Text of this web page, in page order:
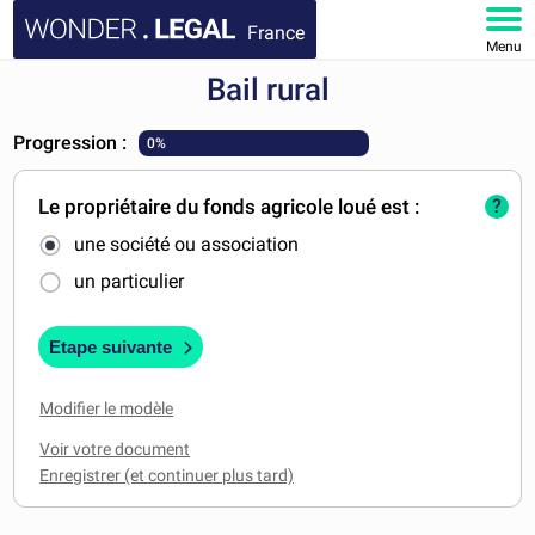
France
Menu
DOCUMENTS
FAQ
MON COMPTE
Bail rural
Progression : 0%
Le propriétaire du fonds agricole loué est :
une société ou association
un particulier
?
Etape suivante
Modifier le modèle
Voir votre document